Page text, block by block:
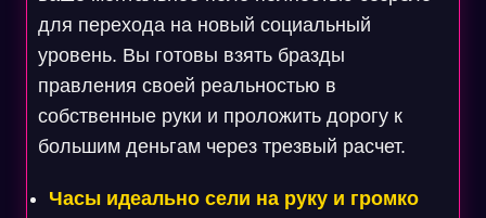
для перехода на новый социальный
уровень. Вы готовы взять бразды
правления своей реальностью в
собственные руки и проложить дорогу к
большим деньгам через трезвый расчет.
Часы идеально сели на руку и громко